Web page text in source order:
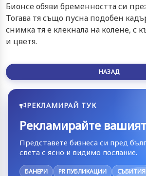
Бионсе обяви бременността си
Тогава тя също пусна подобен
снимка тя е клекнала на колене, с
и цветя.
НАЗАД
РЕКЛАМИРАЙ ТУК
Рекламирайте
Представете бизнеса си пред
света с ясно и видимо послание.
БАНЕРИ PR ПУБЛИКАЦИИ СЪБИТИЯ